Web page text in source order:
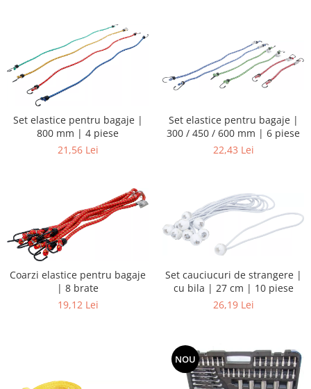
Set elastice pentru bagaje |
800 mm | 4 piese
21,56 Lei
Set elastice pentru bagaje |
300 / 450 / 600 mm | 6 piese
22,43 Lei
Coarzi elastice pentru bagaje
| 8 brate
19,12 Lei
Set cauciucuri de strangere |
cu bila | 27 cm | 10 piese
26,19 Lei
NOU